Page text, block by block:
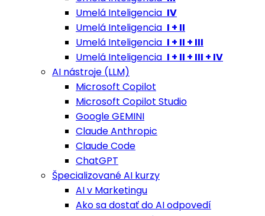
Umelá Inteligencia IV
Umelá Inteligencia I + II
Umelá Inteligencia I + II + III
Umelá Inteligencia I + II + III + IV
AI nástroje (LLM)
Microsoft Copilot
Microsoft Copilot Studio
Google GEMINI
Claude Anthropic
Claude Code
ChatGPT
Špecializované AI kurzy
AI v Marketingu
Ako sa dostať do AI odpovedí